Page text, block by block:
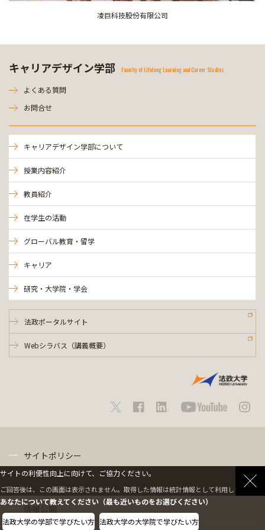
凌巨科技股份有限公司
キャリアデザイン学部 Faculty of Lifelong Learning and Career Studies
よくある質問
お問合せ
キャリアデザイン学部について
授業内容紹介
教員紹介
在学生の活動
グローバル教育・留学
キャリア
研究・大学院・学会
法政ポータルサイト
Webシラバス（講義概要）
サイトポリシー
情報公開
サイトの利便性向上に向けて、ご協力ください。
ご回答後は、この画面は表示されません。取得した情報は統計情報として利用します。
あなたについて教えてください（最も近いものをお選びください）
法政大学の学部で学びたい方 法政大学の大学院で学びたい方